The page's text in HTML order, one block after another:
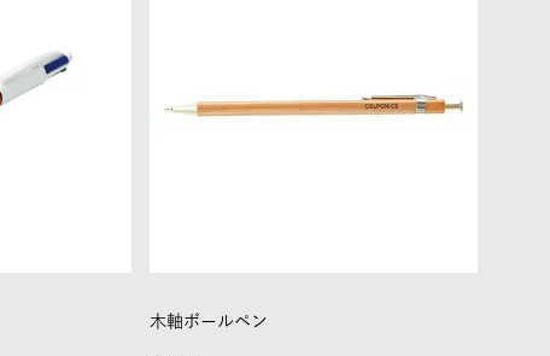
木軸ボールペン